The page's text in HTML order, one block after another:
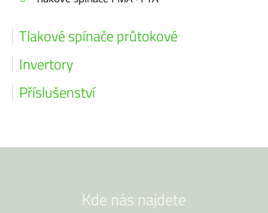
Tlakové spínače průtokové
Invertory
Příslušenství
Kde nás najdete